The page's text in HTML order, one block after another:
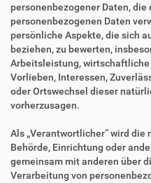
personenbezogener Daten, die
personenbezogenen Daten
persönliche Aspekte, die sich
beziehen, zu bewerten,
Arbeitsleistung, wirtschaftliche
Vorlieben, Interessen,
oder Ortswechsel dieser
vorherzusagen.
Als „Verantwortlicher“ wird
Behörde, Einrichtung oder
gemeinsam mit anderen über
Verarbeitung von